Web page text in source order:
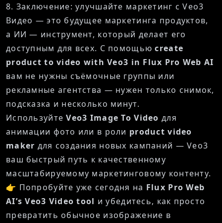
8. Заключение: улучшайте маркетинг с Veo3
Видео — это будущее маркетинга продуктов,
а ИИ — инструмент, который делает его
доступным для всех. С помощьюcreate
product to video with Veo3 in Flux Pro Web AI
вам не нужны съёмочные группы или
рекламные агентства — нужен только снимок,
подсказка и несколько минут.
ИспользуйтеVeo3 Image To Video для
анимации фото или в роли product video
maker для создания новых кампаний — Veo3
ваш быстрый путь к качественному
масштабируемому маркетинговому контенту.
👉 Попробуйте уже сегодня на Flux Pro Web
AI’s Veo3 Video tool и убедитесь, как просто
превратить обычное изображение в